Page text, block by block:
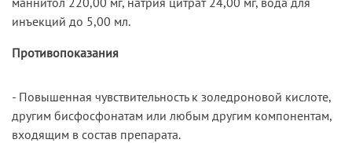
инъекций до 5,00 мл.
Противопоказания
- Повышенная чувствительность к золедроновой кислоте,
другим бисфосфонатам или любым другим компонентам,
входящим в состав препарата.